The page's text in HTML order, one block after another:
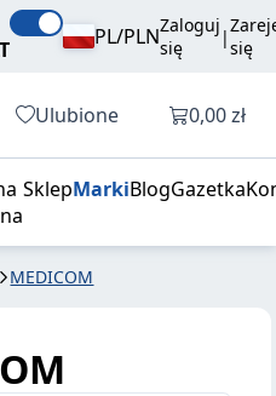
PL/PLNZaloguj
się
|się
Ulubione Otwórz
0,00 zł
SklepMarkiBlogGazetka
MEDICOM